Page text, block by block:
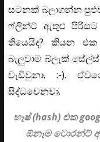
සටනක් බලාගන්න
ෆ්ලින්ට් ඇතුළු පිරිසට
තියෙයිද? කියන
බැලුවාම බ්ලැක්
වැඩිවුනා. :-).
සිද්ධවෙනවා.
හෑෂ් (hash) එක
ඕනෑම ටොරන්ට්